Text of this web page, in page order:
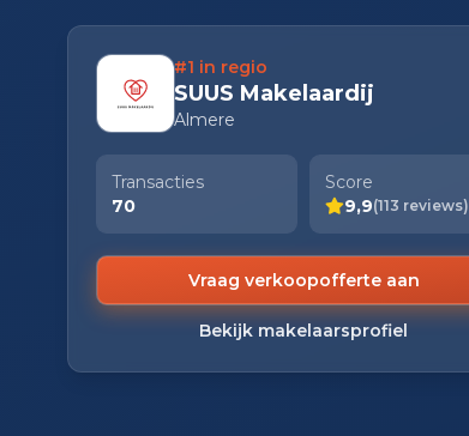
#1 in regio
SUUS Makelaardij
Almere
Transacties
70
Score
9,9(113 reviews)
Vraag verkoopofferte aan
Bekijk makelaarsprofiel